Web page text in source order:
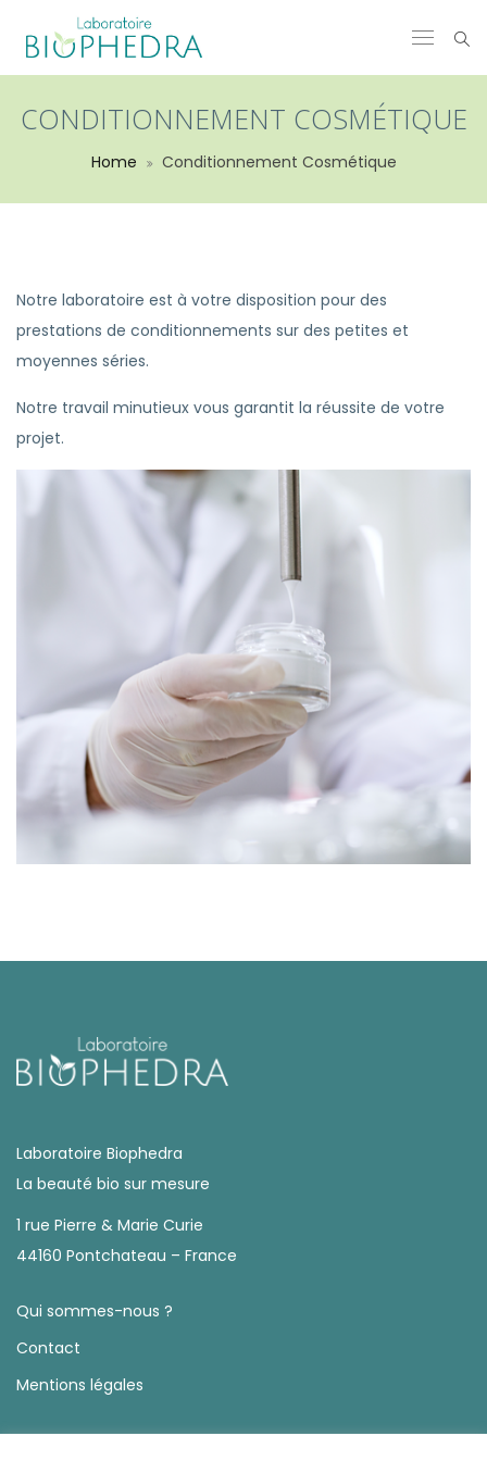
CONDITIONNEMENT COSMÉTIQUE
Home Conditionnement Cosmétique
Notre laboratoire est à votre disposition pour des
prestations de conditionnements sur des petites et
moyennes séries.
Notre travail minutieux vous garantit la réussite de votre
projet.
Laboratoire Biophedra
La beauté bio sur mesure
1 rue Pierre & Marie Curie
44160 Pontchateau – France
Qui sommes-nous ?
Contact
Mentions légales